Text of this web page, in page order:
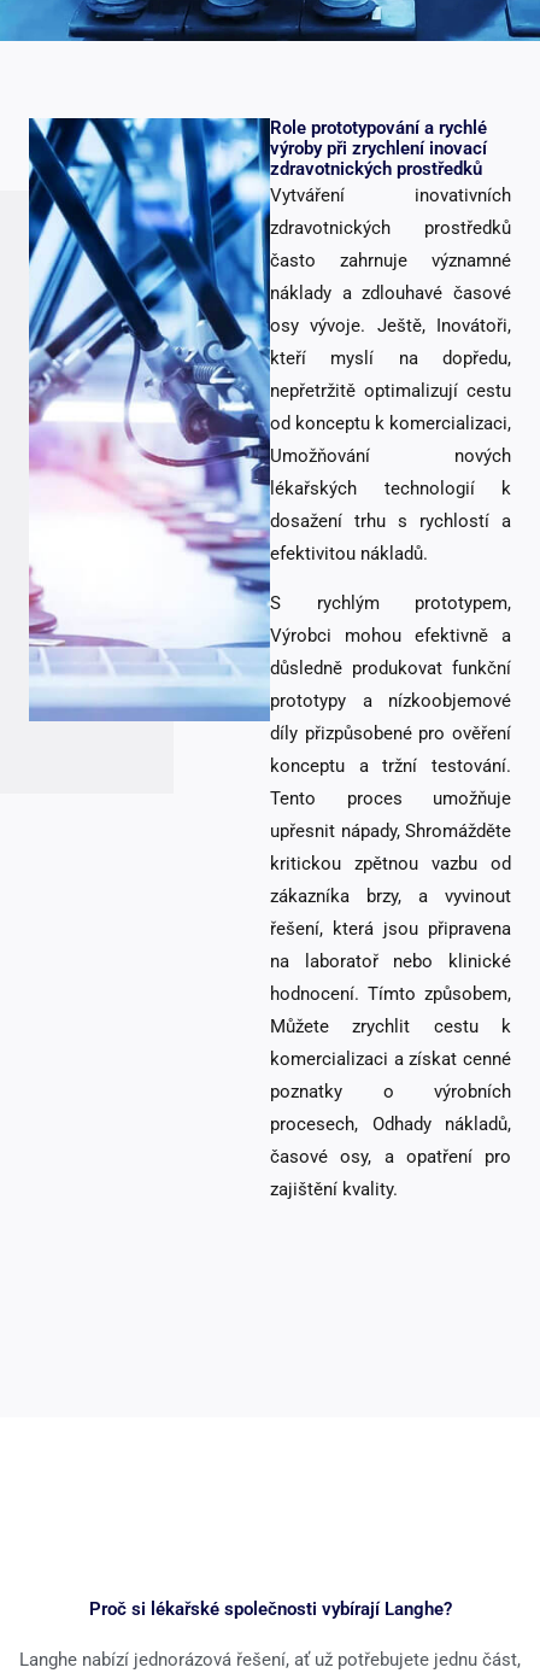
Role prototypování a rychlé
výroby při zrychlení inovací
zdravotnických prostředků
Vytváření inovativních
zdravotnických prostředků
často zahrnuje významné
náklady a zdlouhavé časové
osy vývoje. Ještě, Inovátoři,
kteří myslí na dopředu,
nepřetržitě optimalizují cestu
od konceptu k komercializaci,
Umožňování nových
lékařských technologií k
dosažení trhu s rychlostí a
efektivitou nákladů.
S rychlým prototypem,
Výrobci mohou efektivně a
důsledně produkovat funkční
prototypy a nízkoobjemové
díly přizpůsobené pro ověření
konceptu a tržní testování.
Tento proces umožňuje
upřesnit nápady, Shromážděte
kritickou zpětnou vazbu od
zákazníka brzy, a vyvinout
řešení, která jsou připravena
na laboratoř nebo klinické
hodnocení. Tímto způsobem,
Můžete zrychlit cestu k
komercializaci a získat cenné
poznatky o výrobních
procesech, Odhady nákladů,
časové osy, a opatření pro
zajištění kvality.
Proč si lékařské společnosti vybírají Langhe?
Langhe nabízí jednorázová řešení, ať už potřebujete jednu část,